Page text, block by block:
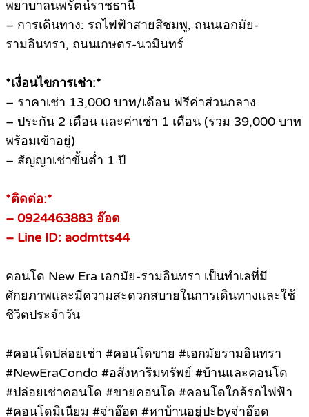
พยาบาลนพรัตน์ราชธานี
– การเดินทาง: รถไฟฟ้าสายสีชมพู, ถนนเอกมัย-
รามอินทรา, ถนนเกษตร-นวมินทร์
*เงื่อนไขการเช่า:*
– ราคาเช่า 13,000 บาท/เดือน ฟรีค่าส่วนกลาง
– ประกัน 2 เดือน และค่าเช่า 1 เดือน (รวม 39,000 บาท
พร้อมเข้าอยู่)
– สัญญาเช่าขั้นต่ำ 1 ปี
*ติดต่อ:*
– 0924463883 อ๊อด
– Line ID: aodmtts44
คอนโด New Era เอกมัย-รามอินทรา เป็นทำเลที่มี
ศักยภาพและมีความสะดวกสบายในการเดินทางและใช้
ชีวิตประจำวัน
#คอนโดปล่อยเช่า #คอนโดขาย #เอกมัยรามอินทรา
#NewEraCondo #อสังหาริมทรัพย์ #บ้านและคอนโด
#ปล่อยเช่าคอนโด #ขายคอนโด #คอนโดใกล้รถไฟฟ้า
#คอนโดมิเนียม #จ่าอ๊อด #หาบ้านอยู่ปะbyจ่าอ๊อด